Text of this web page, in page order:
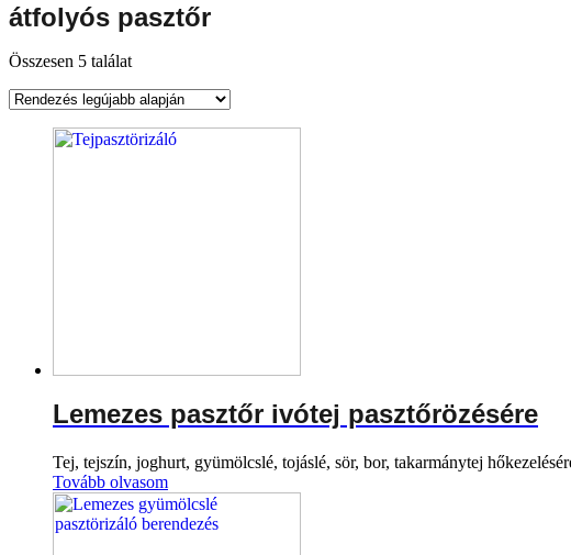
átfolyós pasztőr
Összesen 5 találat
Lemezes pasztőr ivótej pasztőrözésére
Tej, tejszín, joghurt, gyümölcslé, tojáslé, sör, bor, takarmánytej
Tovább olvasom